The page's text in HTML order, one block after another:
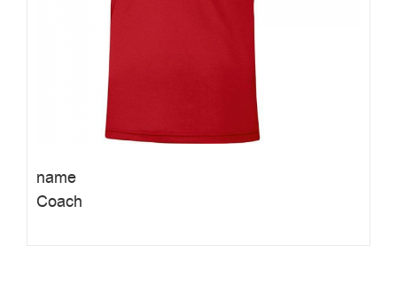
name
Coach